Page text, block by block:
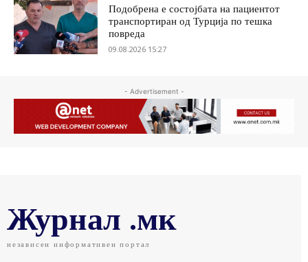
Подобрена е состојбата на пациентот
транспортиран од Турција по тешка
повреда
09.08.2026 15:27
- Advertisement -
Журнал .мк
независен информативен портал